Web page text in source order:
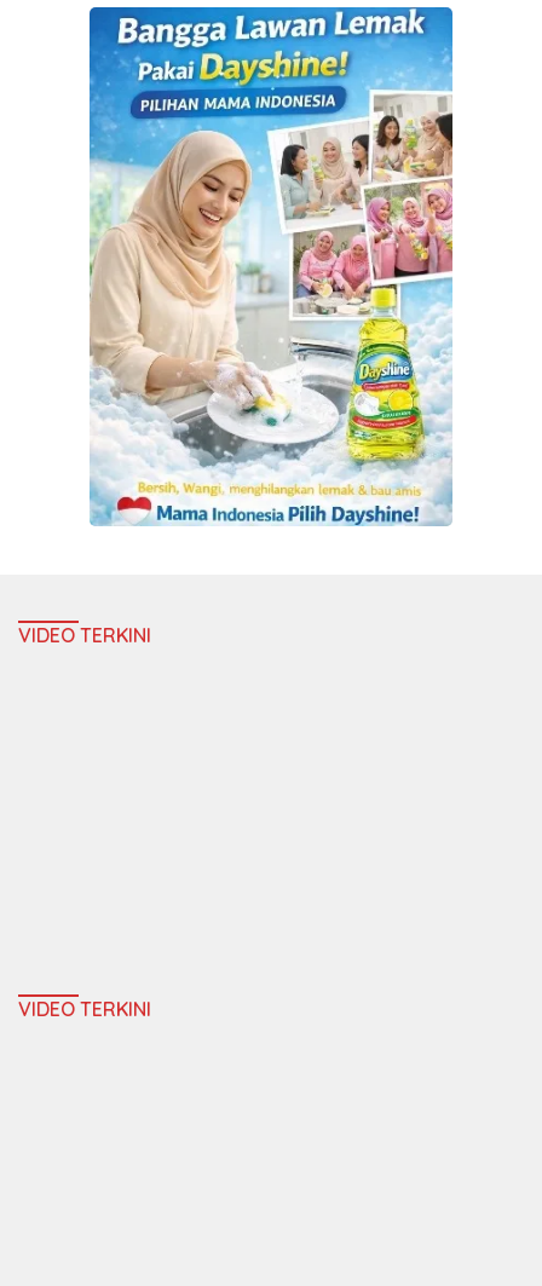
VIDEO TERKINI
VIDEO TERKINI